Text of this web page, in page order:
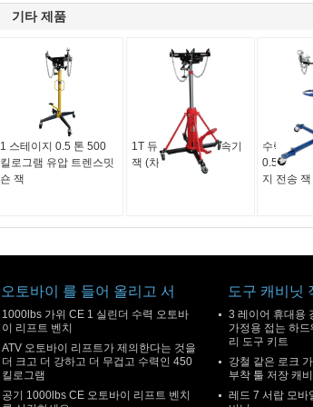
기타 제품
1 스테이지 0.5 톤 500
킬로그램 유압 트렌스밋
숀 잭
1T 듀얼 램 유압 변속기
잭 (차량 수리용)
수력 자동
0.5T
지 전송 잭
오토바이 를 들어 올리고 서
1000lbs 가위 CE 1 실린더 수력 오토바
이 리프트 벤치
ATV 오토바이 리프트가 제의한다는 것을
더 크고 더 강하고 더 무겁고 수력인 450
킬로그램
공기 1000lbs CE 오토바이 리프트 벤치
도구 캐비닛
3 레이어 휴대용
가정용 접는 하
리 도구 키트
강철 같은 로크
부착 툴 저장 캐
레드 7 서랍 모바